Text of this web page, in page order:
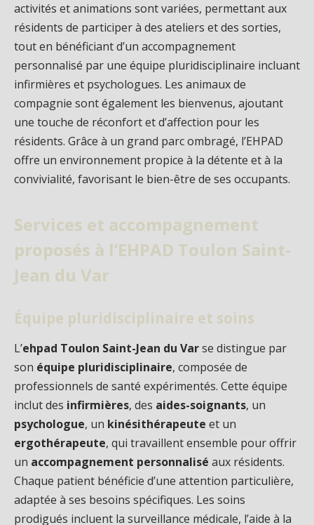
activités et animations sont variées, permettant aux
résidents de participer à des ateliers et des sorties,
tout en bénéficiant d’un accompagnement
personnalisé par une équipe pluridisciplinaire incluant
infirmières et psychologues. Les animaux de
compagnie sont également les bienvenus, ajoutant
une touche de réconfort et d’affection pour les
résidents. Grâce à un grand parc ombragé, l’EHPAD
offre un environnement propice à la détente et à la
convivialité, favorisant le bien-être de ses occupants.
Services et accompagnement
proposés à l’EHPAD Toulon Saint-
Jean du Var
Équipe pluridisciplinaire et soins
L’ehpad Toulon Saint-Jean du Varse distingue par
son équipe pluridisciplinaire, composée de
professionnels de santé expérimentés. Cette équipe
inclut des infirmières, des aides-soignants, un
psychologue, un kinésithérapeute et un
ergothérapeute, qui travaillent ensemble pour offrir
un accompagnement personnalisé aux résidents.
Chaque patient bénéficie d’une attention particulière,
adaptée à ses besoins spécifiques. Les soins
prodigués incluent la surveillance médicale, l’aide à la